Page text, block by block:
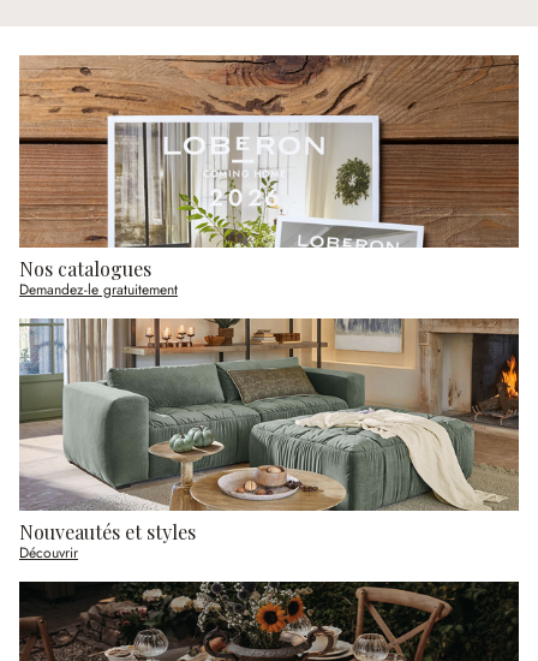
Nos catalogues
Demandez-le gratuitement
Nouveautés et styles
Découvrir